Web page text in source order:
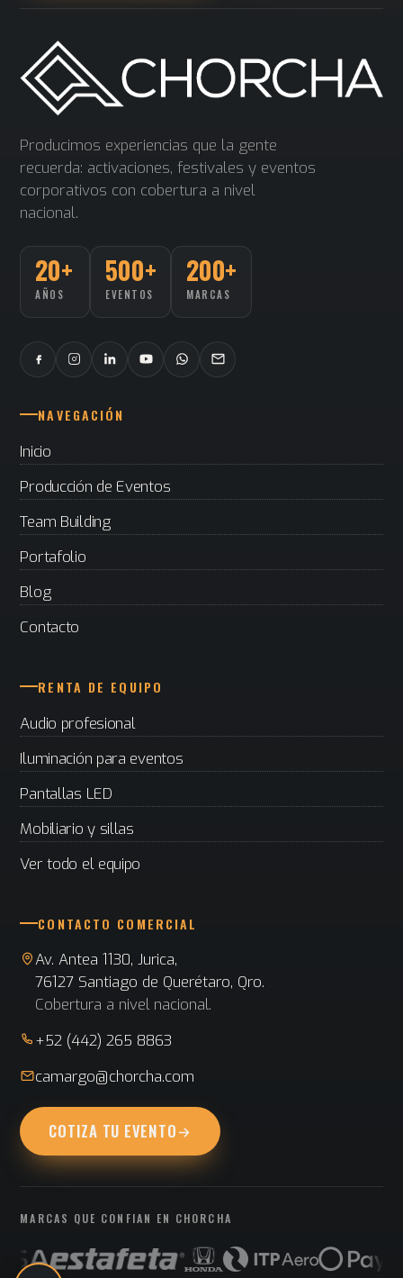
Producimos experiencias que la gente
recuerda: activaciones, festivales y eventos
corporativos con cobertura a nivel
nacional.
20+
AÑOS
500+
EVENTOS
200+
MARCAS
NAVEGACIÓN
Inicio
Producción de Eventos
Team Building
Portafolio
Blog
Contacto
RENTA DE EQUIPO
Audio profesional
Iluminación para eventos
Pantallas LED
Mobiliario y sillas
Ver todo el equipo
CONTACTO COMERCIAL
Av. Antea 1130, Jurica,
76127 Santiago de Querétaro, Qro.
Cobertura a nivel nacional.
+52 (442) 265 8863
camargo@chorcha.com
COTIZA TU EVENTO
MARCAS QUE CONFIAN EN CHORCHA